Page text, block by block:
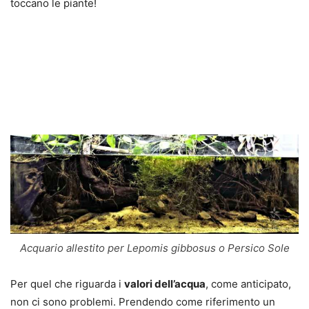
toccano le piante!
Acquario allestito per Lepomis gibbosus o Persico Sole
Per quel che riguarda i valori dell’acqua, come anticipato,
non ci sono problemi. Prendendo come riferimento un